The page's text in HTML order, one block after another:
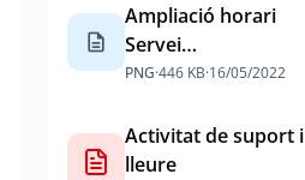
description
Ampliació horari
Servei
d'Acompanyament
PNG·446 KB·16/05/2022
Activitat de suport i
lleure